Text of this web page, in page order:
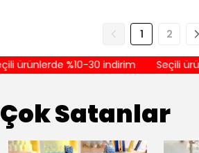
1 2
ürünlerde %10-30 indirim Seçili
Çok Satanlar